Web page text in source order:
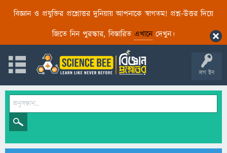
বিজ্ঞান ও প্রযুক্তির প্রশ্নোত্তর দুনিয়ায় আপনাকে স্বাগতম! প্রশ্ন-উত্তর দিয়ে
জিতে নিন পুরস্কার, বিস্তারিত এখানেদেখুন।
লগ ইন